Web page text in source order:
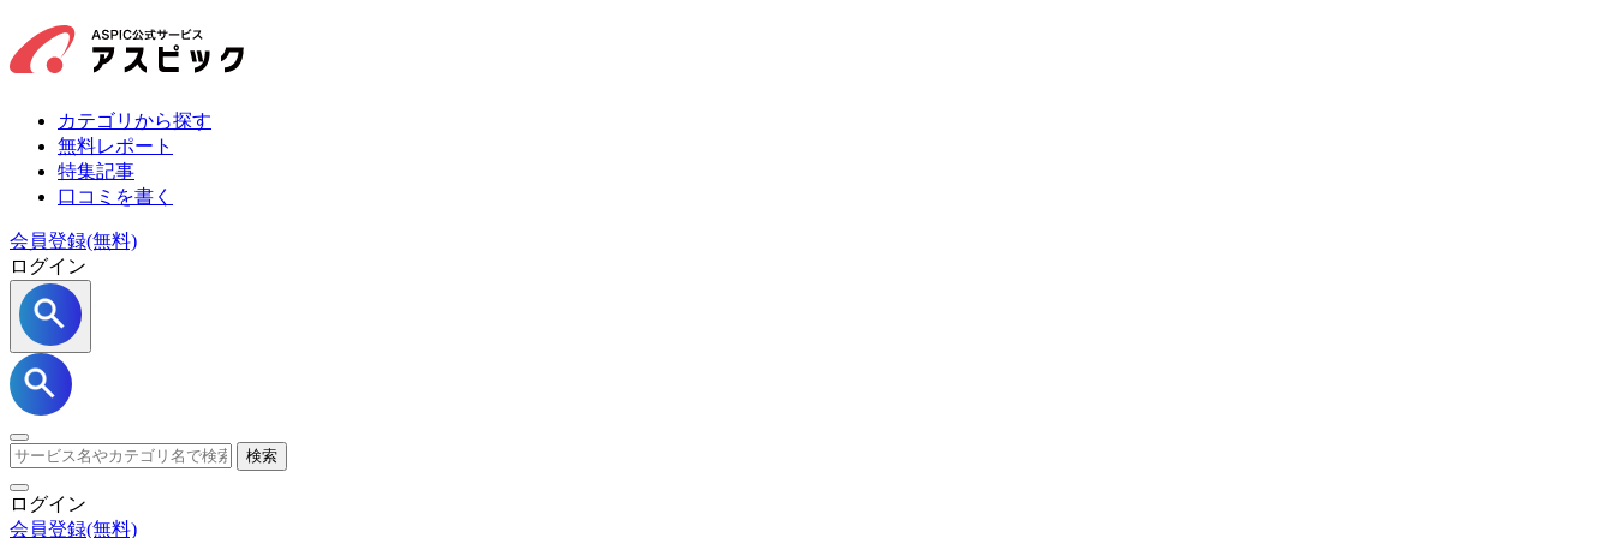
カテゴリから探す
無料レポート
特集記事
口コミを書く
会員登録(無料)
ログイン
検索
ログイン
会員登録(無料)